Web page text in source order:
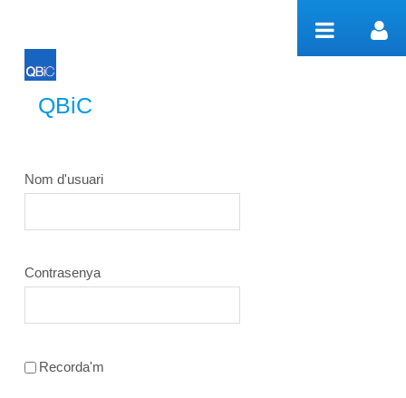
QBiC
QBiC
Nom d'usuari
Contrasenya
Recorda'm